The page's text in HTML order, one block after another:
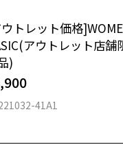
、定期的な視
て、
ただくと、実店舗で
セットレンズ）へ無
トレット価格
アウトレット店舗
)
41A1